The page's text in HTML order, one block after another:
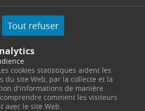
Tout refuser
cookies statistiques aident les
du site Web, par la collecte et la
d'informations de manière
comment les visiteurs
avec le site Web.
la visite :
du métier de vigneron
vin dans un cadre idyllique.